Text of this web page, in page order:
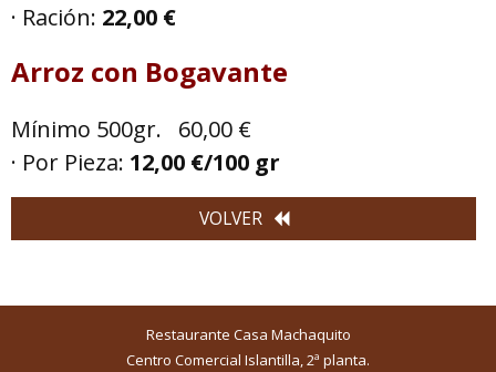
· Ración: 22,00 €
Arroz con Bogavante
Mínimo 500gr. 60,00 €
· Por Pieza: 12,00 €/100 gr
VOLVER
Restaurante Casa Machaquito
Centro Comercial Islantilla, 2ª planta.